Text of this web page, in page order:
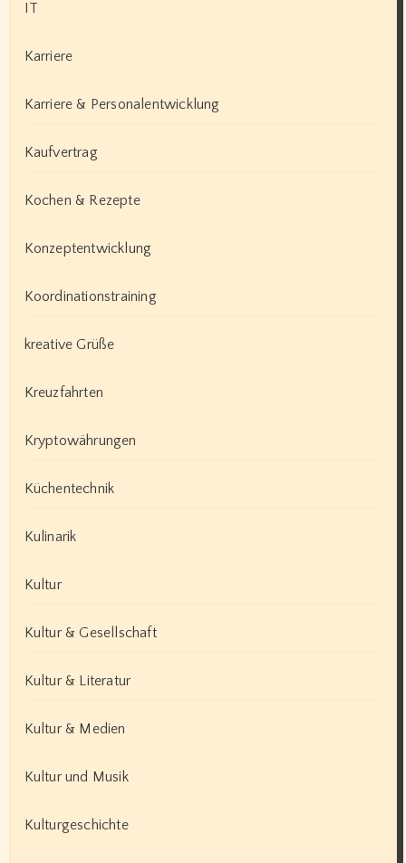
IT
Karriere
Karriere & Personalentwicklung
Kaufvertrag
Kochen & Rezepte
Konzeptentwicklung
Koordinationstraining
kreative Grüße
Kreuzfahrten
Kryptowährungen
Küchentechnik
Kulinarik
Kultur
Kultur & Gesellschaft
Kultur & Literatur
Kultur & Medien
Kultur und Musik
Kulturgeschichte